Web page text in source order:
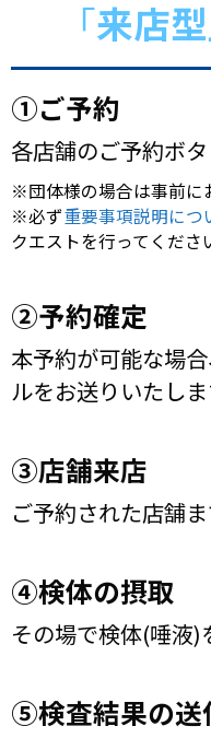
「来店型
①ご予約
各店舗のご予約ボ
※団体様の場合は事前に
※必ず重要事項説明につ
クエストを行ってくださ
②予約確定
本予約が可能な場
ルをお送りいたしま
③店舗来店
ご予約された店舗
④検体の摂取
その場で検体(唾液)
⑤検査結果の送